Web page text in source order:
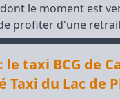
le moment est
profiter d'une
taxi BCG de
Taxi du Lac de